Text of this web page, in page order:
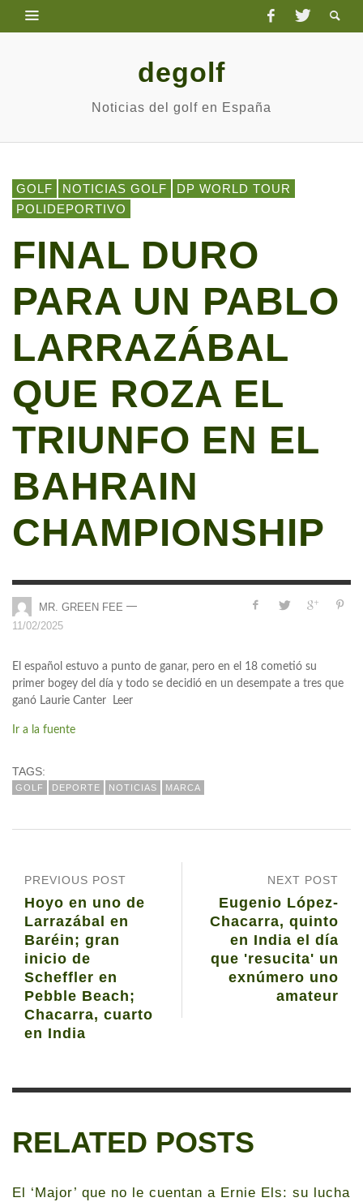
degolf
Noticias del golf en España
GOLF NOTICIAS GOLF
DP WORLD TOUR
POLIDEPORTIVO
FINAL DURO
PARA UN PABLO
LARRAZÁBAL
QUE ROZA EL
TRIUNFO EN EL
BAHRAIN
CHAMPIONSHIP
MR. GREEN FEE —
11/02/2025
El español estuvo a punto de ganar, pero en el 18 cometió su
primer bogey del día y todo se decidió en un desempate a tres que
ganó Laurie Canter Leer
Ir a la fuente
TAGS:
GOLF DEPORTE NOTICIAS MARCA
NEXT POST
Eugenio López-
Chacarra, quinto
en India el día
que 'resucita' un
exnúmero uno
amateur
PREVIOUS POST
Hoyo en uno de
Larrazábal en
Baréin; gran
inicio de
Scheffler en
Pebble Beach;
Chacarra, cuarto
en India
RELATED POSTS
El ‘Major’ que no le cuentan a Ernie Els: su lucha